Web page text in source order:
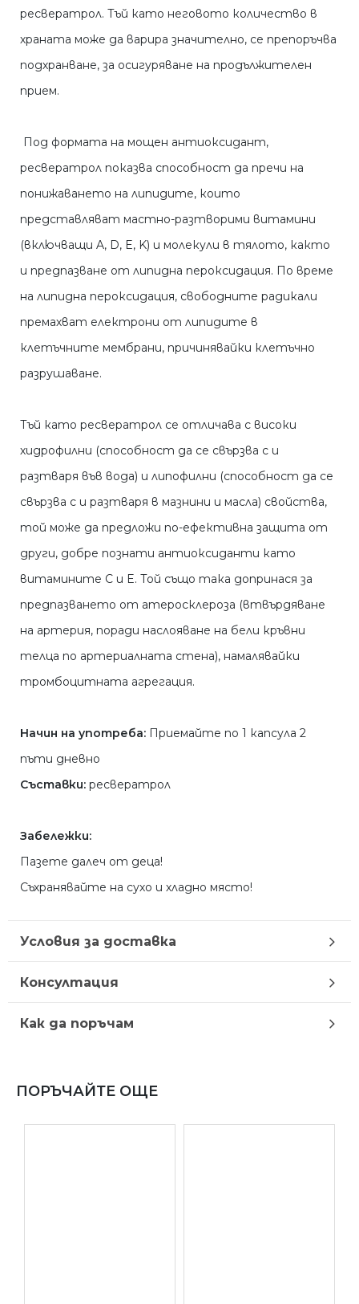
ресвератрол. Тъй като неговото количество в
храната може да варира значително, се препоръчва
подхранване, за осигуряване на продължителен
прием.
Под формата на мощен антиоксидант,
ресвератрол показва способност да пречи на
понижаването на липидите, които
представляват мастно-разтворими витамини
(включващи A, D, E, K) и молекули в тялото, както
и предпазване от липидна пероксидация. По време
на липидна пероксидация, свободните радикали
премахват електрони от липидите в
клетъчните мембрани, причинявайки клетъчно
разрушаване.
Тъй като ресвератрол се отличава с високи
хидрофилни (способност да се свързва с и
разтваря във вода) и липофилни (способност да се
свързва с и разтваря в мазнини и масла) свойства,
той може да предложи по-ефективна защита от
други, добре познати антиоксиданти като
витамините C и E. Той също така допринася за
предпазването от атеросклероза (втвърдяване
на артерия, поради наслояване на бели кръвни
телца по артериалната стена), намалявайки
тромбоцитната агрегация.
Начин на употреба: Приемайте по 1 капсула 2
пъти дневно
Съставки: ресвератрол
Забележки:
Пазете далеч от деца!
Съхранявайте на сухо и хладно място!
Условия за доставка
Консултация
Как да поръчам
ПОРЪЧАЙТЕ ОЩЕ